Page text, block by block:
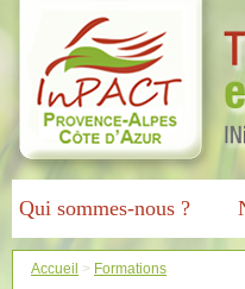
Qui sommes-nous ?
Accueil > Formations